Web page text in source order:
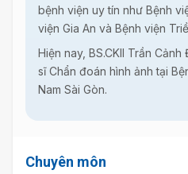
bệnh viện uy tín như Bệnh
viện Gia An và Bệnh viện
Hiện nay, BS.CKII Trần
sĩ Chẩn đoán hình ảnh tại
Nam Sài Gòn.
Chuyên môn